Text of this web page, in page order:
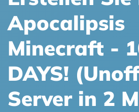
Apocalipsis
Minecraft -
DAYS!
Server in 2